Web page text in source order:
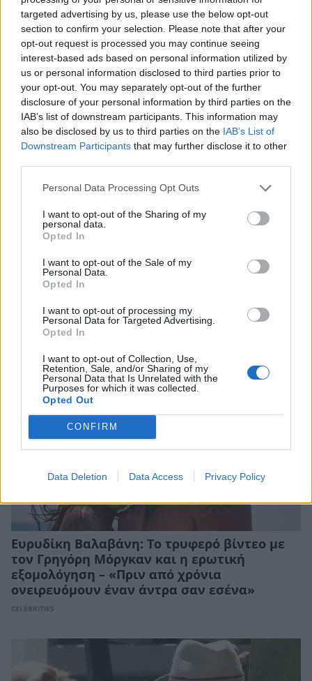
targeted advertising by us, please use the below opt-out
section to confirm your selection. Please note that after your
opt-out request is processed you may continue seeing
interest-based ads based on personal information utilized by
us or personal information disclosed to third parties prior to
your opt-out. You may separately opt-out of the further
disclosure of your personal information by third parties on the
IAB’s list of downstream participants. This information may
also be disclosed by us to third parties on the IAB’s List of
Downstream Participants that may further disclose it to other
Personal Data Processing Opt Outs
I want to opt-out of the Sharing of my
personal data.
Opted In
I want to opt-out of the Sale of my
Personal Data.
Opted In
I want to opt-out of processing my
Personal Data for Targeted Advertising.
Opted In
I want to opt-out of Collection, Use,
Retention, Sale, and/or Sharing of my
Personal Data that Is Unrelated with the
Purposes for which it was collected.
Opted Out
CONFIRM
Data Deletion Data Access Privacy Policy
Ο Σάκης Ρουβάς όπως δεν τον έχετε ξαναδεί:
Η διαφορετική εμπειρία που έζησε στην
Κύθνο
CELEBRITIES
Δέσποινα Μοιραράκη: Με χαμόγελο και
ανεβασμένη διάθεση στη Μύκονο – Οι
ξέγνοιαστες στιγμές της παρουσιάστριας
CELEBRITIES
Ευρυδίκη Βαλαβάνη: Το τρυφερό βίντεο με
τον Γρηγόρη Μόργκαν και η ερωτική
εξομολόγηση – «Πριν από χρόνια
ονειρευόμουν έναν άντρα σαν εσένα»
CELEBRITIES